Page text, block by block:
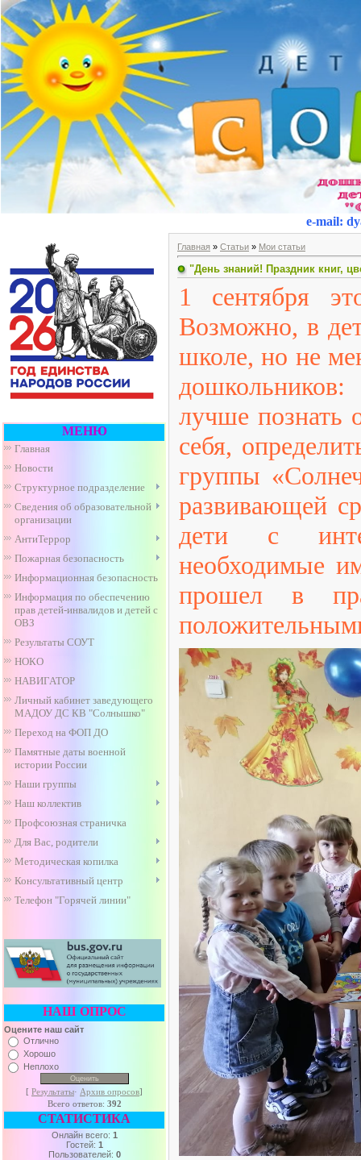
e-mail:
МЕНЮ
Главная
Новости
Структурное подразделение
Сведения об образовательной
организации
АнтиТеррор
Пожарная безопасность
Информационная безопасность
Информация по обеспечению
прав детей-инвалидов и детей с
ОВЗ
Результаты СОУТ
НОКО
НАВИГАТОР
Личный кабинет заведующего
МАДОУ ДС КВ "Солнышко"
Переход на ФОП ДО
Памятные даты военной
истории России
Наши группы
Наш коллектив
Профсоюзная страничка
Для Вас, родители
Методическая копилка
Консультативный центр
Телефон "Горячей линии"
НАШ ОПРОС
Оцените наш сайт
Отлично
Хорошо
Неплохо
[ Результаты· Архив опросов]
Всего ответов: 392
СТАТИСТИКА
Онлайн всего: 1
Гостей: 1
Пользователей: 0
Главная » Статьи » Мои статьи
"День знаний! Праздник книг,
1 сентября
Возможно, в
школе, но не
лучше познать
себя,
группы
развивающей
дети с
необходимые
прошел в